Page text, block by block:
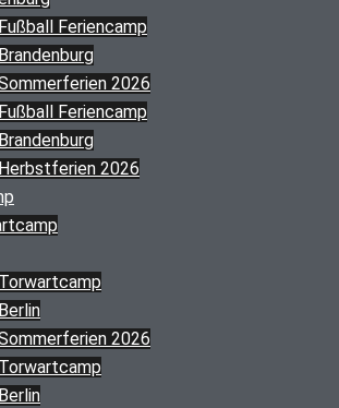
Fußball Feriencamp
Brandenburg
2026
Fußball Feriencamp
Brandenburg
Herbstferien 2026
Torwartcamp
Berlin
2026
Torwartcamp
Berlin